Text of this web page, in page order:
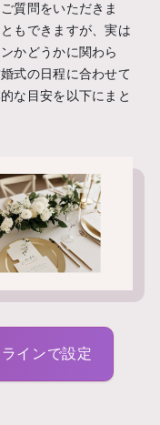
質問をいただきま
もできますが、実は
かどうかに関わら
式の日程に合わせて
な目安を以下にまと
インで設定